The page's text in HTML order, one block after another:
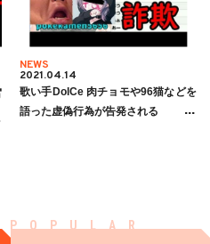
NEWS
2021.04.14
歌い手DolCe 肉チョモや96猫などを
語った虚偽行為が告発される